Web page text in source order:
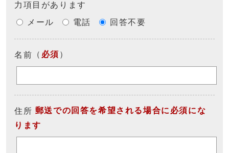
力項目があります
メール
電話 回答不要
名前 （ 必須 ）
住所 郵送での回答を希望される場合に必須にな
ります